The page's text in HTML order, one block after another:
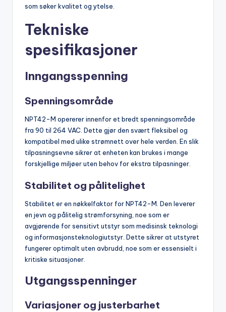
som søker kvalitet og ytelse.
Tekniske
spesifikasjoner
Inngangsspenning
Spenningsområde
NPT42-M opererer innenfor et bredt spenningsområde
fra 90 til 264 VAC. Dette gjør den svært fleksibel og
kompatibel med ulike strømnett over hele verden. En slik
tilpasningsevne sikrer at enheten kan brukes i mange
forskjellige miljøer uten behov for ekstra tilpasninger.
Stabilitet og pålitelighet
Stabilitet er en nøkkelfaktor for NPT42-M. Den leverer
en jevn og pålitelig strømforsyning, noe som er
avgjørende for sensitivt utstyr som medisinsk teknologi
og informasjonsteknologiutstyr. Dette sikrer at utstyret
fungerer optimalt uten avbrudd, noe som er essensielt i
kritiske situasjoner.
Utgangsspenninger
Variasjoner og justerbarhet